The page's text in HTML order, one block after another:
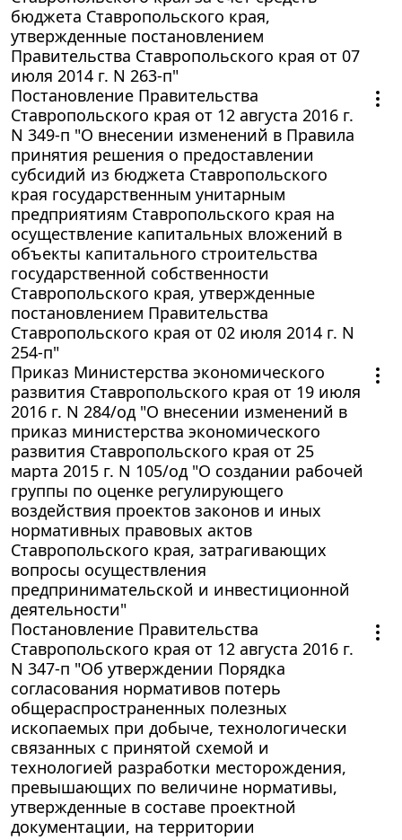
бюджета Ставропольского края,
утвержденные постановлением
Правительства Ставропольского края от 07
июля 2014 г. N 263-п"
Постановление Правительства
Ставропольского края от 12 августа 2016 г.
N 349-п "О внесении изменений в Правила
принятия решения о предоставлении
субсидий из бюджета Ставропольского
края государственным унитарным
предприятиям Ставропольского края на
осуществление капитальных вложений в
объекты капитального строительства
государственной собственности
Ставропольского края, утвержденные
постановлением Правительства
Ставропольского края от 02 июля 2014 г. N
254-п"
Приказ Министерства экономического
развития Ставропольского края от 19 июля
2016 г. N 284/од "О внесении изменений в
приказ министерства экономического
развития Ставропольского края от 25
марта 2015 г. N 105/од "О создании рабочей
группы по оценке регулирующего
воздействия проектов законов и иных
нормативных правовых актов
Ставропольского края, затрагивающих
вопросы осуществления
предпринимательской и инвестиционной
деятельности"
Постановление Правительства
Ставропольского края от 12 августа 2016 г.
N 347-п "Об утверждении Порядка
согласования нормативов потерь
общераспространенных полезных
ископаемых при добыче, технологически
связанных с принятой схемой и
технологией разработки месторождения,
превышающих по величине нормативы,
утвержденные в составе проектной
документации, на территории